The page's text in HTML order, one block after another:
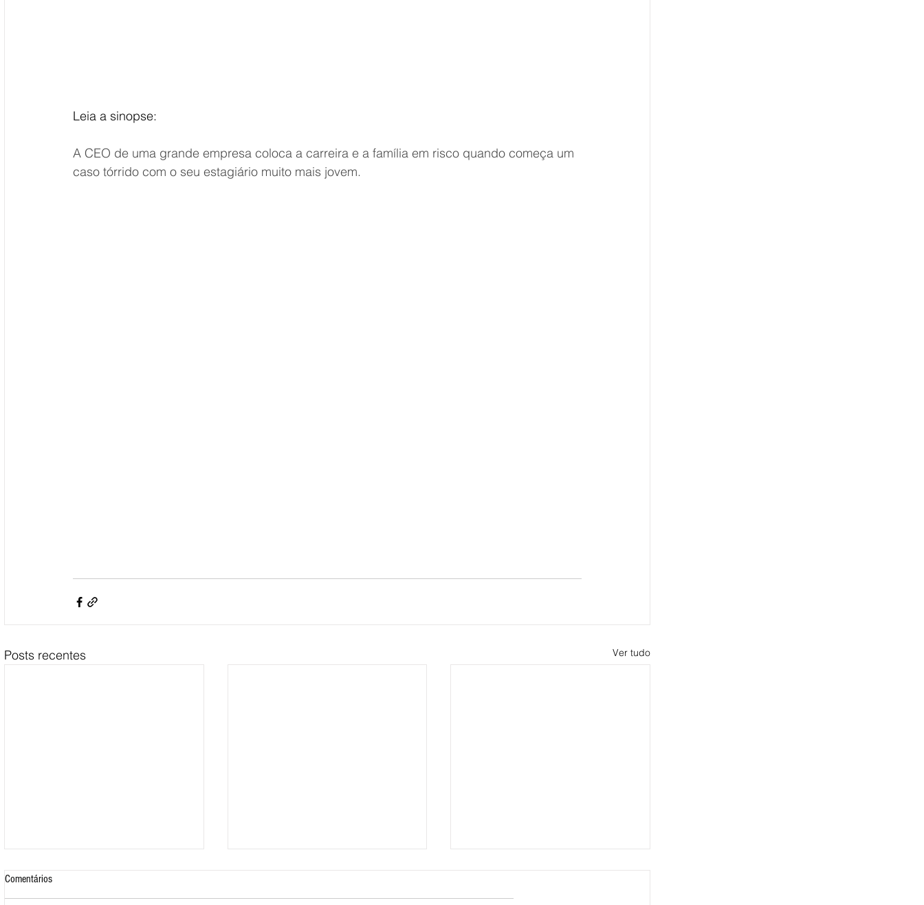
Leia a sinopse:
A CEO de uma grande empresa coloca a carreira e a família em risco quando começa um
caso tórrido com o seu estagiário muito mais jovem.
Posts recentes Ver tudo
Comentários